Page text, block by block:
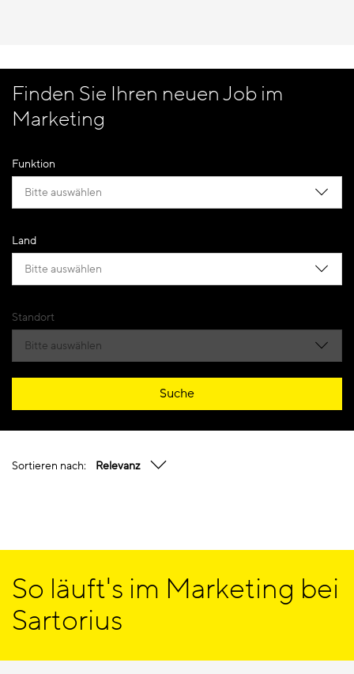
Finden Sie Ihren neuen Job im
Marketing
Funktion
Bitte auswählen
Land
Bitte auswählen
Standort
Bitte auswählen
Suche
Sortieren nach: Relevanz
So läuft's im Marketing bei
Sartorius